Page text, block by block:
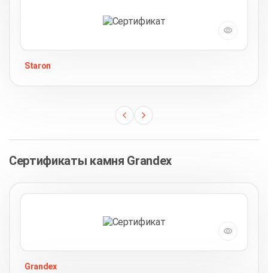
Staron
Сертификаты камня Grandex
Grandex